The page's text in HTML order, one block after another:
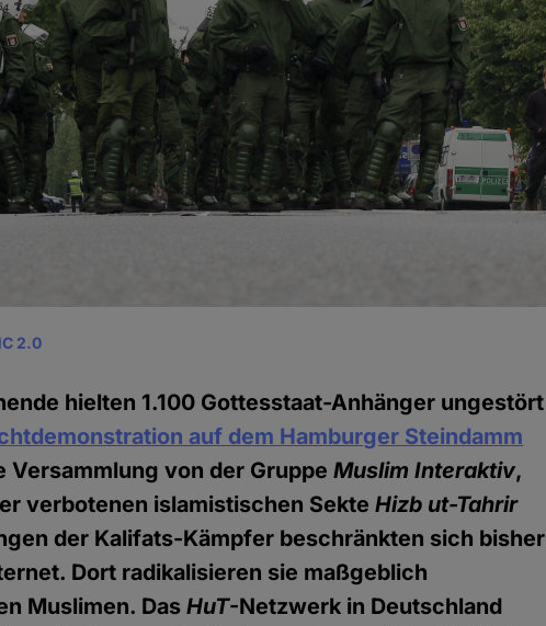
2.0
hielten 1.100 Gottesstaat-Anhänger ungestört
auf dem Hamburger Steindamm
Versammlung von der GruppeMuslim Interaktiv,
verbotenen islamistischen SekteHizb ut-Tahrir
der Kalifats-Kämpfer beschränkten sich bisher
Dort radikalisieren sie maßgeblich
Muslimen. DasHuT-Netzwerk in Deutschland